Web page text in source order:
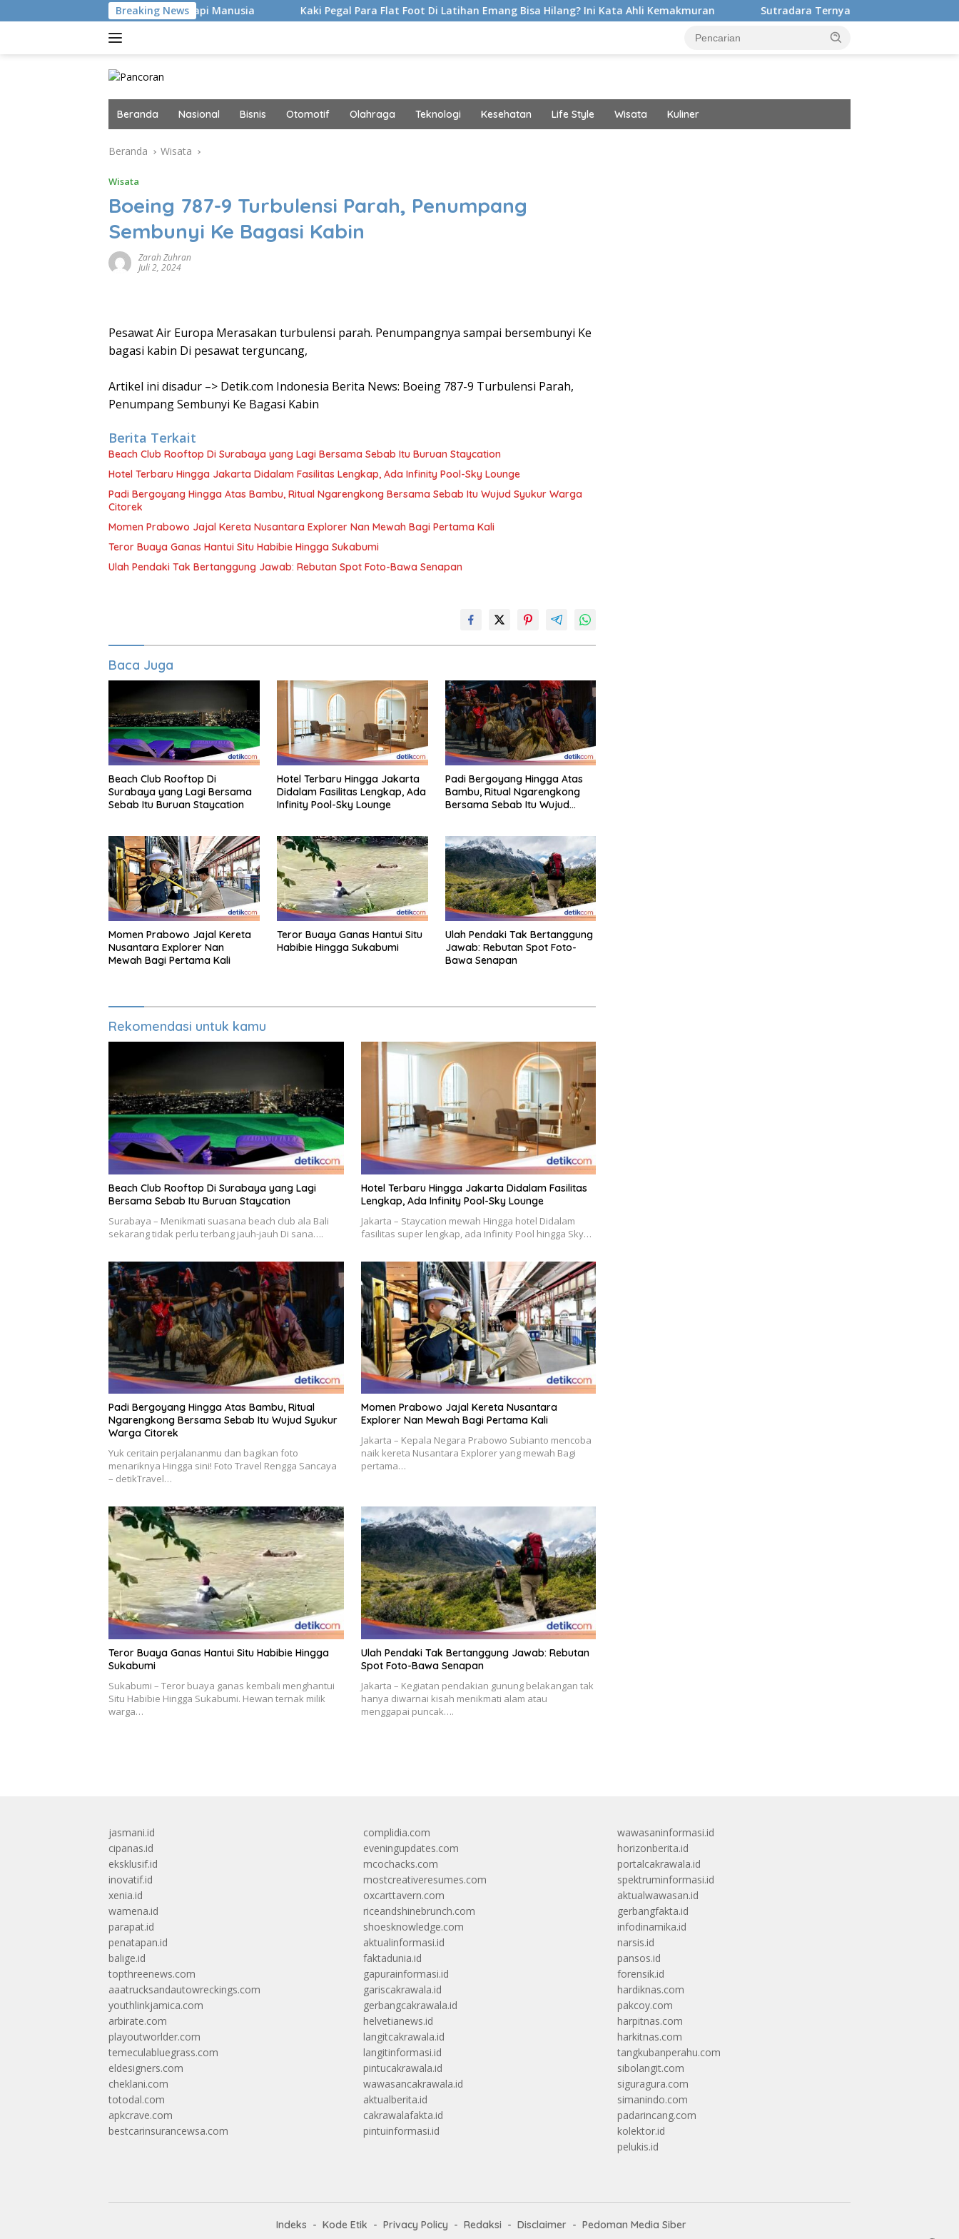
ke
Breaking News
Hacker Canggih, tapi Manusia Kaki Pegal Para Flat Foot Di Latihan Emang Bisa Hilang? Ini Kata Ahli Kemakmuran Sutradara Ternyata Ini Cinta Beberkan Pengalaman
Beranda Nasional Bisnis Otomotif Olahraga Teknologi Kesehatan Life Style Wisata Kuliner
Beranda Wisata
Wisata
Boeing 787-9 Turbulensi Parah, Penumpang
Sembunyi Ke Bagasi Kabin
Zarah Zuhran
Juli 2, 2024
Pesawat Air Europa Merasakan turbulensi parah. Penumpangnya sampai bersembunyi Ke
bagasi kabin Di pesawat terguncang,
Artikel ini disadur –> Detik.com Indonesia Berita News: Boeing 787-9 Turbulensi Parah,
Penumpang Sembunyi Ke Bagasi Kabin
Berita Terkait
Beach Club Rooftop Di Surabaya yang Lagi Bersama Sebab Itu Buruan Staycation
Hotel Terbaru Hingga Jakarta Didalam Fasilitas Lengkap, Ada Infinity Pool-Sky Lounge
Padi Bergoyang Hingga Atas Bambu, Ritual Ngarengkong Bersama Sebab Itu Wujud Syukur Warga
Citorek
Momen Prabowo Jajal Kereta Nusantara Explorer Nan Mewah Bagi Pertama Kali
Teror Buaya Ganas Hantui Situ Habibie Hingga Sukabumi
Ulah Pendaki Tak Bertanggung Jawab: Rebutan Spot Foto-Bawa Senapan
Baca Juga
Beach Club Rooftop Di
Surabaya yang Lagi Bersama
Sebab Itu Buruan Staycation
Hotel Terbaru Hingga Jakarta
Didalam Fasilitas Lengkap, Ada
Infinity Pool-Sky Lounge
Padi Bergoyang Hingga Atas
Bambu, Ritual Ngarengkong
Bersama Sebab Itu Wujud
Momen Prabowo Jajal Kereta
Nusantara Explorer Nan
Mewah Bagi Pertama Kali
Teror Buaya Ganas Hantui Situ
Habibie Hingga Sukabumi
Ulah Pendaki Tak Bertanggung
Jawab: Rebutan Spot Foto-
Bawa Senapan
Rekomendasi untuk kamu
Beach Club Rooftop Di Surabaya yang Lagi
Bersama Sebab Itu Buruan Staycation
Surabaya – Menikmati suasana beach club ala Bali
sekarang tidak perlu terbang jauh-jauh Di sana….
Hotel Terbaru Hingga Jakarta Didalam Fasilitas
Lengkap, Ada Infinity Pool-Sky Lounge
Jakarta – Staycation mewah Hingga hotel Didalam
fasilitas super lengkap, ada Infinity Pool hingga Sky…
Padi Bergoyang Hingga Atas Bambu, Ritual
Ngarengkong Bersama Sebab Itu Wujud Syukur
Warga Citorek
Yuk ceritain perjalananmu dan bagikan foto
menariknya Hingga sini! Foto Travel Rengga Sancaya
– detikTravel…
Momen Prabowo Jajal Kereta Nusantara
Explorer Nan Mewah Bagi Pertama Kali
Jakarta – Kepala Negara Prabowo Subianto mencoba
naik kereta Nusantara Explorer yang mewah Bagi
pertama…
Teror Buaya Ganas Hantui Situ Habibie Hingga
Sukabumi
Sukabumi – Teror buaya ganas kembali menghantui
Situ Habibie Hingga Sukabumi. Hewan ternak milik
warga…
Ulah Pendaki Tak Bertanggung Jawab: Rebutan
Spot Foto-Bawa Senapan
Jakarta – Kegiatan pendakian gunung belakangan tak
hanya diwarnai kisah menikmati alam atau
menggapai puncak….
jasmani.id
cipanas.id
eksklusif.id
inovatif.id
xenia.id
wamena.id
parapat.id
penatapan.id
balige.id
topthreenews.com
aaatrucksandautowreckings.com
youthlinkjamica.com
arbirate.com
playoutworlder.com
temeculabluegrass.com
eldesigners.com
cheklani.com
totodal.com
apkcrave.com
bestcarinsurancewsa.com
complidia.com
eveningupdates.com
mcochacks.com
mostcreativeresumes.com
oxcarttavern.com
riceandshinebrunch.com
shoesknowledge.com
aktualinformasi.id
faktadunia.id
gapurainformasi.id
gariscakrawala.id
gerbangcakrawala.id
helvetianews.id
langitcakrawala.id
langitinformasi.id
pintucakrawala.id
wawasancakrawala.id
aktualberita.id
cakrawalafakta.id
pintuinformasi.id
wawasaninformasi.id
horizonberita.id
portalcakrawala.id
spektruminformasi.id
aktualwawasan.id
gerbangfakta.id
infodinamika.id
narsis.id
pansos.id
forensik.id
hardiknas.com
pakcoy.com
harpitnas.com
harkitnas.com
tangkubanperahu.com
sibolangit.com
siguragura.com
simanindo.com
padarincang.com
kolektor.id
pelukis.id
Indeks Kode Etik Privacy Policy Redaksi Disclaimer
Pedoman Media Siber